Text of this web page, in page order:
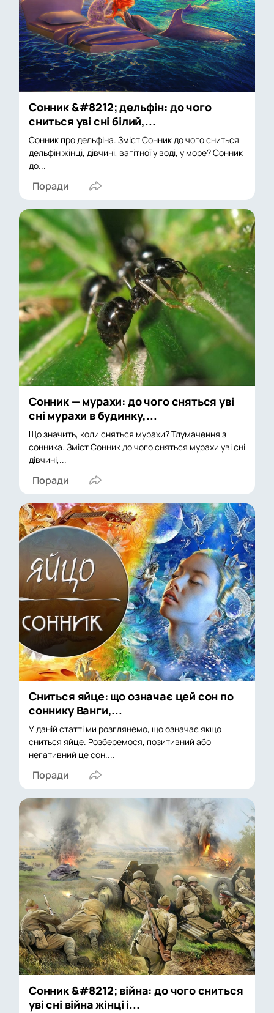
Сонник &#8212; дельфін: до чого
сниться уві сні білий,...
Сонник про дельфіна. Зміст Сонник до чого сниться
дельфін жінці, дівчині, вагітної у воді, у море? Сонник
до...
Поради
Сонник — мурахи: до чого сняться уві
сні мурахи в будинку,...
Що значить, коли сняться мурахи? Тлумачення з
сонника. Зміст Сонник до чого сняться мурахи уві сні
дівчині,...
Поради
Сниться яйце: що означає цей сон по
соннику Ванги,...
У даній статті ми розглянемо, що означає якщо
сниться яйце. Розберемося, позитивний або
негативний це сон....
Поради
Сонник &#8212; війна: до чого сниться
уві сні війна жінці і...